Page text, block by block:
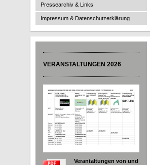
Pressearchiv & Links
Impressum & Datenschutzerklärung
VERANSTALTUNGEN 2026
Verantaltungen von und